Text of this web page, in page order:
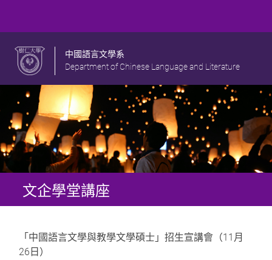
中國語言文學系
Department of Chinese Language and Literature
文企學堂講座
「中國語言文學與教學文學碩士」招生宣講會（11月
26日）